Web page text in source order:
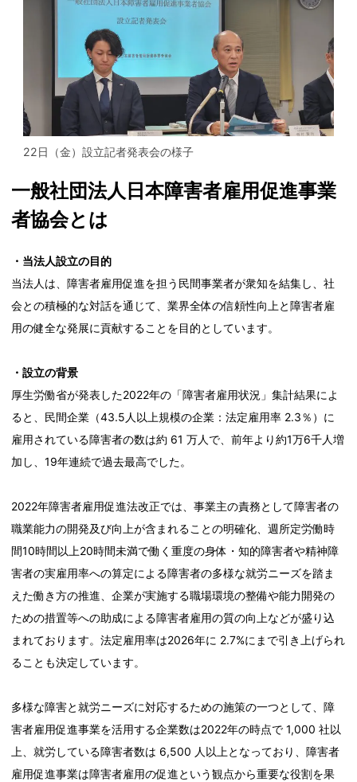
22日（金）設立記者発表会の様子
一般社団法人日本障害者雇用促進事業
者協会とは
・当法人設立の目的
当法人は、障害者雇用促進を担う民間事業者が衆知を結集し、社
会との積極的な対話を通じて、業界全体の信頼性向上と障害者雇
用の健全な発展に貢献することを目的としています。
・設立の背景
厚生労働省が発表した2022年の「障害者雇用状況」集計結果によ
ると、民間企業（43.5人以上規模の企業：法定雇用率 2.3％）に
雇用されている障害者の数は約 61 万人で、前年より約1万6千人増
加し、19年連続で過去最高でした。
2022年障害者雇用促進法改正では、事業主の責務として障害者の
職業能力の開発及び向上が含まれることの明確化、週所定労働時
間10時間以上20時間未満で働く重度の身体・知的障害者や精神障
害者の実雇用率への算定による障害者の多様な就労ニーズを踏ま
えた働き方の推進、企業が実施する職場環境の整備や能力開発の
ための措置等への助成による障害者雇用の質の向上などが盛り込
まれております。法定雇用率は2026年に 2.7%にまで引き上げられ
ることも決定しています。
多様な障害と就労ニーズに対応するための施策の一つとして、障
害者雇用促進事業を活用する企業数は2022年の時点で 1,000 社以
上、就労している障害者数は 6,500 人以上となっており、障害者
雇用促進事業は障害者雇用の促進という観点から重要な役割を果